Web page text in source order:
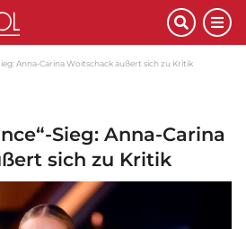
Anna-Carina Woitschack äußert sich zu Kritik
Sieg: Anna-Carina
sich zu Kritik